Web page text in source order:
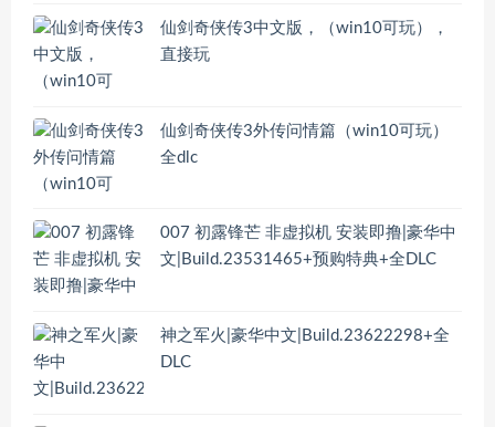
仙剑奇侠传3中文版，（win10可玩），
直接玩
仙剑奇侠传3外传问情篇（win10可玩）
全dlc
007 初露锋芒 非虚拟机 安装即撸|豪华中
文|Build.23531465+预购特典+全DLC
神之军火|豪华中文|Build.23622298+全
DLC